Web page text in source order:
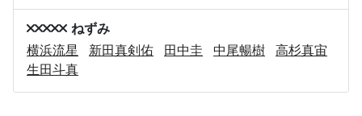
ねずみ
横浜流星
新田真剣佑 田中圭 中尾暢樹
高杉真宙
生田斗真